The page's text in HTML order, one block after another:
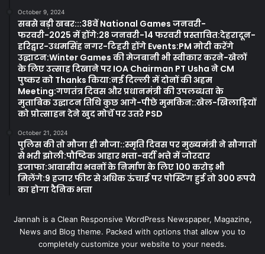
October 9, 2024
सबसे बड़ी खबर:::38वें National Games जनवरी-
फरवरी-2025 में होंगे:28 जनवरी-14 फरवरी प्रस्तावित:देहरादून-
हरिद्वार-उधमसिंह नगर-टिहरी होंगे Events:PM मोदी करेंगे
उद्घाटन:Winter Games की मेजबानी भी स्वीकार करने-खेलों
के लिए उत्साह दिखाने पर IOA Chairman PT Usha ने CM
पुष्कर को Thanks किया:नई दिल्ली में दोनों की अहम
Meeting:गणतंत्र दिवस और प्रधानमंत्री की उपलब्धता के
मुताबिक उद्घाटन तिथि कुछ आगे-पीछे मुमकिन::खेल-खिलाड़ियों
को प्रोत्साहन देने खुद मोर्चे पर उतरे PSD
October 21, 2024
पुलिस की तो मौजा ही मौजा::स्मृति दिवस पर मुख्यमंत्री ने सौगातों
से भरी झोली:पौष्टिक आहार भत्ता-वर्दी भत्ते में जोरदार
इजाफा:आवासीय भवनों के निर्माण के लिए 100 करोड़ भी
मिलेंगे:9 हजार फीट से अधिक ऊंचाई पर पोस्टिंग हुई तो 300 रूपये
का होगा दैनिक भत्ता
Jannah is a Clean Responsive WordPress Newspaper, Magazine,
News and Blog theme. Packed with options that allow you to
completely customize your website to your needs.